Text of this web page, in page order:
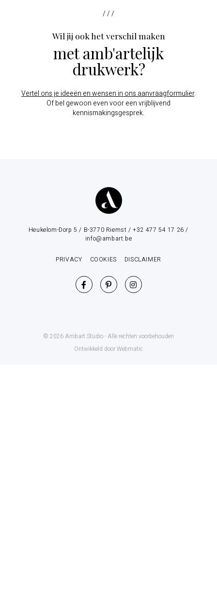
/ / /
Wil jij ook het verschil maken
met amb'artelijk
drukwerk?
Vertel ons je ideeën en wensen in ons aanvraagformulier.
Of bel gewoon even voor een vrijblijvend
kennismakingsgesprek.
Heukelom-Dorp 5 / B-3770 Riemst / +32 477 54 17 26 /
info@ambart.be
PRIVACY COOKIES DISCLAIMER
© 2026 Ambart Studio - Alle rechten voorbehouden
Ontwikkeld door Webmatic